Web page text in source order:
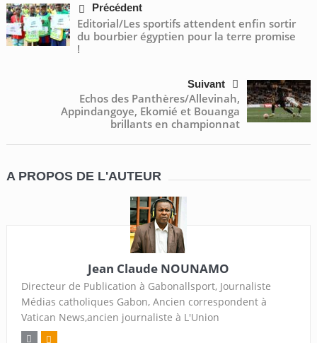
Précédent
Editorial/Les sportifs attendent enfin sortir
du bourbier égyptien pour la terre promise
!
Suivant
Echos des Panthères/Allevinah,
Appindangoye, Ekomié et Bouanga
brillants en championnat
A PROPOS DE L'AUTEUR
Jean Claude NOUNAMO
Directeur de Publication à Gabonallsport, Journaliste
Médias catholiques Gabon, Ancien correspondent à
Vatican News,ancien journaliste à L'Union